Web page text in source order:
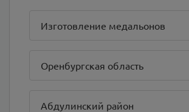
Изготовление медальонов
Оренбургская область
Абдулинский район